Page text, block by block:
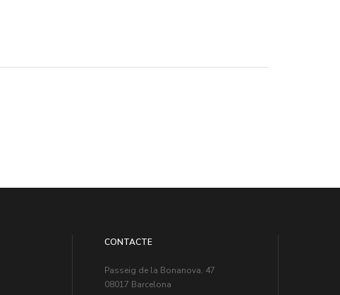
CONTACTE
Passeig de la Bonanova, 47
08017 Barcelona